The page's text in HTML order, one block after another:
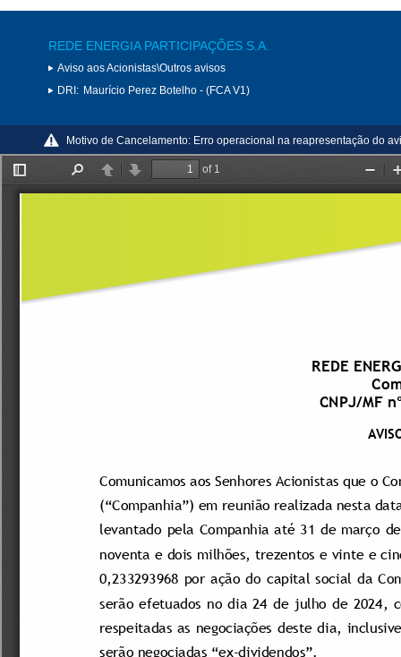
REDE ENERGIA PARTICIPAÇÕES S.A.
Aviso aos Acionistas\Outros avisos
DRI: Maurício Perez Botelho - (FCA V1)
Motivo de Cancelamento: Erro operacional na reapresentação do